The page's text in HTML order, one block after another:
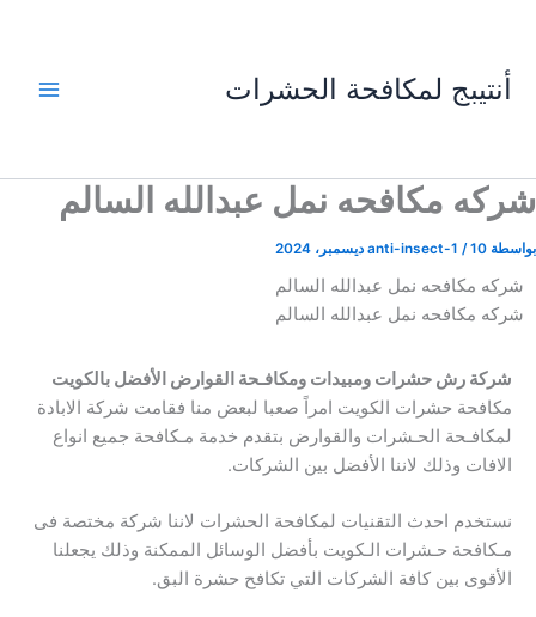
المحتوى
أنتيبج لمكافحة الحشرات
شركه مكافحه نمل عبدالله السالم
بواسطة anti-insect-1 /10 ديسمبر، 2024
شركه مكافحه نمل عبدالله السالم
شركه مكافحه نمل عبدالله السالم
شركة رش حشرات ومبيدات ومكافـحة القوارض الأفضل بالكويت
مكافحة حشرات الكويت امراً صعبا لبعض منا فقامت شركة الابادة
لمكافـحة الحـشرات والقوارض بتقدم خدمة مـكافحة جميع انواع
الافات وذلك لاننا الأفضل بين الشركات.
نستخدم احدث التقنيات لمكافحة الحشرات لاننا شركة مختصة فى
مـكافحة حـشرات الـكويت بأفضل الوسائل الممكنة وذلك يجعلنا
الأقوى بين كافة الشركات التي تكافح حشرة البق.